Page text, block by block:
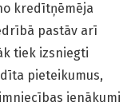
kredītņēmēja
pastāv arī
tiek izsniegti
pieteikumus,
ienākumi